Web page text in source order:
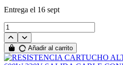
Entrega el 16 sept
Añadir al carrito